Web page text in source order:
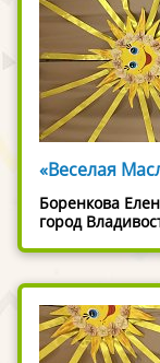
«Веселая
Боренкова
город